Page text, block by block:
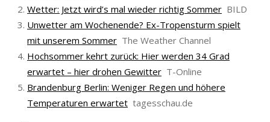
Wetter: Jetzt wird’s mal wieder richtig Sommer BILD
Unwetter am Wochenende? Ex-Tropensturm spielt
mit unserem Sommer The Weather Channel
Hochsommer kehrt zurück: Hier werden 34 Grad
erwartet – hier drohen Gewitter T-Online
Brandenburg Berlin: Weniger Regen und höhere
Temperaturen erwartet tagesschau.de